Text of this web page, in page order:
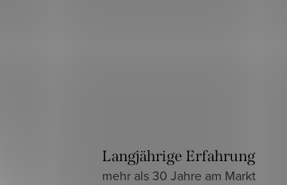
Langjährige Erfahrung
mehr als 30 Jahre am Markt